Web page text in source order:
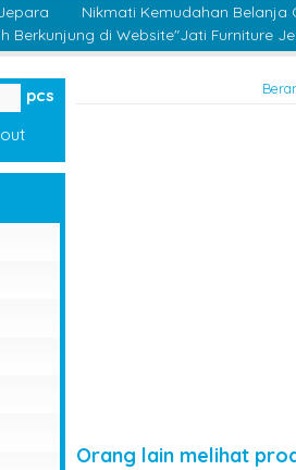
Nikmati Kemudahan Belanja
Berkunjung di Website"Jati Furniture
Orang lain melihat
pcs